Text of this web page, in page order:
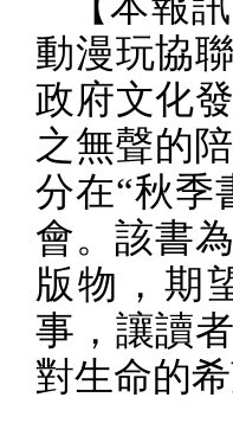
動漫玩協
政府文化
之無聲的
分在“秋季
會。該書為
版物，期
事，讓讀
對生命的希